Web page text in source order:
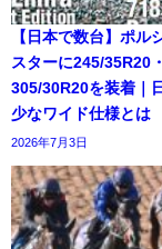
【日本で数台】ポル
スターに245/35R20・
305/30R20を装着｜
少なワイド仕様とは
2026年7月3日